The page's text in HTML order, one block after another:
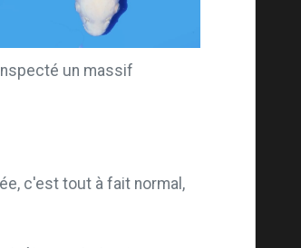
un massif
c'est tout à fait normal,